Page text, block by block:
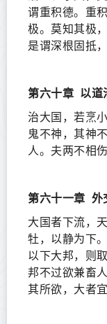
谓重积德。重
极。莫知其极
是谓深根固抵
第六十章 以道
治大国，若烹
鬼不神，其神
人。夫两不相
第六十一章 外
大国者下流，
牡，以静为下
以下大邦，则
邦不过欲兼畜
其所欲，大者宜